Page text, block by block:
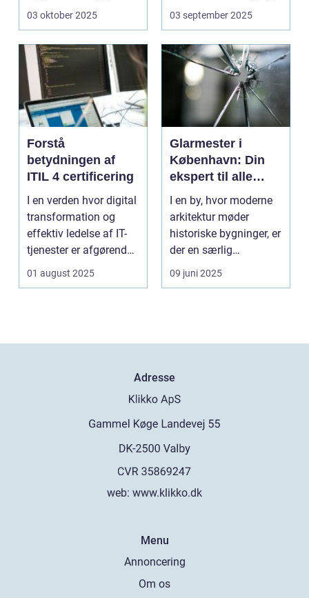
Is&...
03 oktober 2025
genanve...
03 september 2025
Forstå
betydningen af
ITIL 4 certificering
I en verden hvor digital
transformation og
effektiv ledelse af IT-
tjenester er afgørende,
st&...
01 august 2025
Glarmester i
København: Din
ekspert til alle
glasbehov
I en by, hvor moderne
arkitektur møder
historiske bygninger, er
der en særlig
ekspertis...
09 juni 2025
Adresse
web: www.klikko.dk
Menu
Annoncering
Om os